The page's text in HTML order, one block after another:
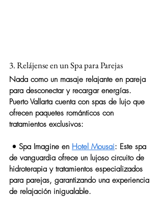
3. Relájense en un Spa para Parejas
Nada como un masaje relajante en pareja
para desconectar y recargar energías.
Puerto Vallarta cuenta con spas de lujo que
ofrecen paquetes románticos con
tratamientos exclusivos:
• Spa Imagine en Hotel Mousai: Este spa
de vanguardia ofrece un lujoso circuito de
hidroterapia y tratamientos especializados
para parejas, garantizando una experiencia
de relajación inigualable.